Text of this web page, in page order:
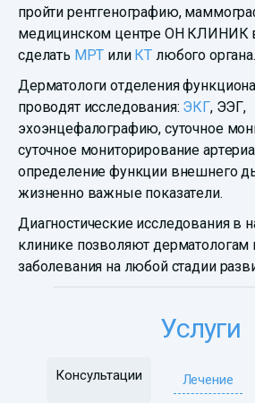
пройти рентгенографию,
медицинском центре ОН КЛИНИК
сделать МРТ или КТ любого органа.
Дерматологи отделения
проводят исследования: ЭКГ, ЭЭГ,
эхоэнцефалографию, суточное
суточное мониторирование
определение функции внешнего
жизненно важные показатели.
Диагностические исследования в
клинике позволяют дерматологам
заболевания на любой стадии
Услуги
Консультации Лечение